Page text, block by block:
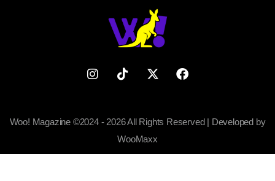
Woo! Magazine ©2024 - 2026 All Rights Reserved | Developed by
WooMaxx